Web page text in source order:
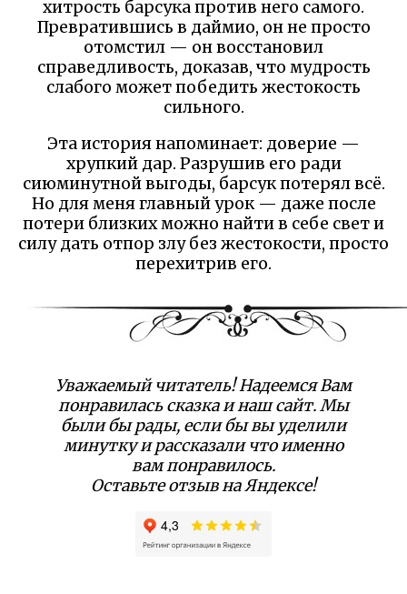
хитрость барсука против него самого.
Превратившись в даймио, он не просто
отомстил — он восстановил
справедливость, доказав, что мудрость
слабого может победить жестокость
сильного.
Эта история напоминает: доверие —
хрупкий дар. Разрушив его ради
сиюминутной выгоды, барсук потерял всё.
Но для меня главный урок — даже после
потери близких можно найти в себе свет и
силу дать отпор злу без жестокости, просто
перехитрив его.
Уважаемый читатель! Надеемся Вам
понравилась сказка и наш сайт. Мы
были бы рады, если бы вы уделили
минутку и рассказали что именно
вам понравилось.
Оставьте отзыв на Яндексе!